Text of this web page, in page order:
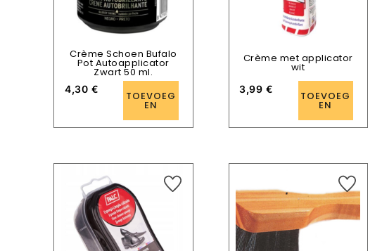
Crème Schoen Bufalo
Pot Autoapplicator
Zwart 50 ml.
4,30 €
TOEVOEG
EN
Crème met applicator
wit
3,99 €
TOEVOEG
EN